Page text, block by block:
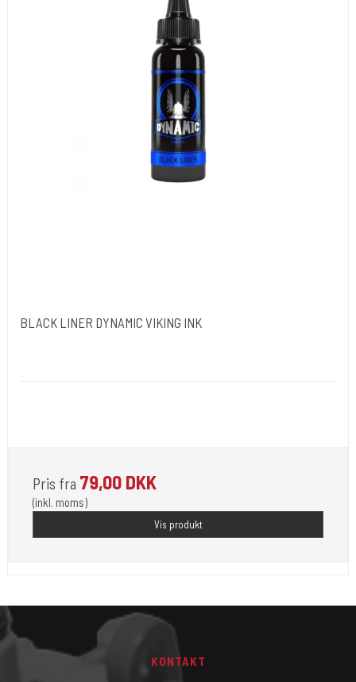
BLACK LINER DYNAMIC VIKING INK
Pris fra 79,00 DKK
(inkl. moms)
Vis produkt
KONTAKT